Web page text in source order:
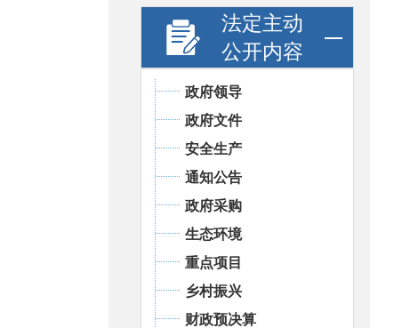
法定主动
公开内容
政府领导
政府文件
安全生产
通知公告
政府采购
生态环境
重点项目
乡村振兴
财政预决算